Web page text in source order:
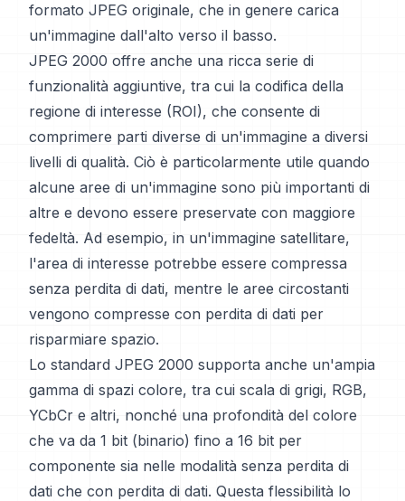
formato JPEG originale, che in genere carica
un'immagine dall'alto verso il basso.
JPEG 2000 offre anche una ricca serie di
funzionalità aggiuntive, tra cui la codifica della
regione di interesse (ROI), che consente di
comprimere parti diverse di un'immagine a diversi
livelli di qualità. Ciò è particolarmente utile quando
alcune aree di un'immagine sono più importanti di
altre e devono essere preservate con maggiore
fedeltà. Ad esempio, in un'immagine satellitare,
l'area di interesse potrebbe essere compressa
senza perdita di dati, mentre le aree circostanti
vengono compresse con perdita di dati per
risparmiare spazio.
Lo standard JPEG 2000 supporta anche un'ampia
gamma di spazi colore, tra cui scala di grigi, RGB,
YCbCr e altri, nonché una profondità del colore
che va da 1 bit (binario) fino a 16 bit per
componente sia nelle modalità senza perdita di
dati che con perdita di dati. Questa flessibilità lo